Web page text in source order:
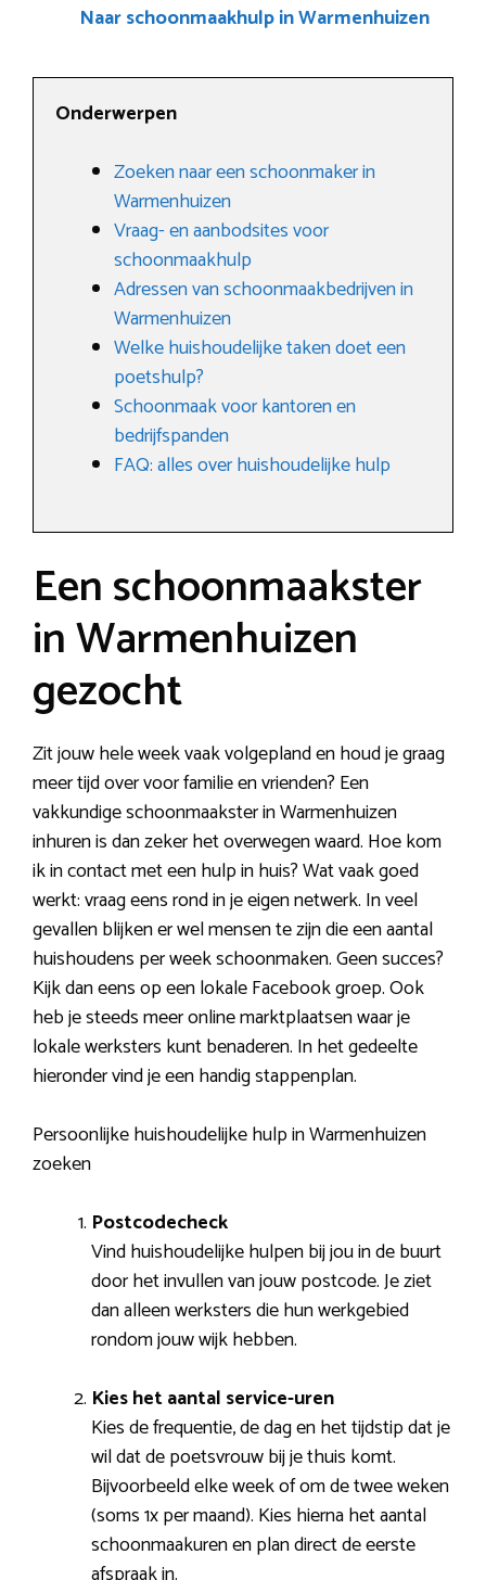
Naar schoonmaakhulp in Warmenhuizen
Onderwerpen
Zoeken naar een schoonmaker in
Warmenhuizen
Vraag- en aanbodsites voor
schoonmaakhulp
Adressen van schoonmaakbedrijven in
Warmenhuizen
Welke huishoudelijke taken doet een
poetshulp?
Schoonmaak voor kantoren en
bedrijfspanden
FAQ: alles over huishoudelijke hulp
Een schoonmaakster
in Warmenhuizen
gezocht
Zit jouw hele week vaak volgepland en houd je graag
meer tijd over voor familie en vrienden? Een
vakkundige schoonmaakster in Warmenhuizen
inhuren is dan zeker het overwegen waard. Hoe kom
ik in contact met een hulp in huis? Wat vaak goed
werkt: vraag eens rond in je eigen netwerk. In veel
gevallen blijken er wel mensen te zijn die een aantal
huishoudens per week schoonmaken. Geen succes?
Kijk dan eens op een lokale Facebook groep. Ook
heb je steeds meer online marktplaatsen waar je
lokale werksters kunt benaderen. In het gedeelte
hieronder vind je een handig stappenplan.
Persoonlijke huishoudelijke hulp in Warmenhuizen
zoeken
Postcodecheck
Vind huishoudelijke hulpen bij jou in de buurt
door het invullen van jouw postcode. Je ziet
dan alleen werksters die hun werkgebied
rondom jouw wijk hebben.
Kies het aantal service-uren
Kies de frequentie, de dag en het tijdstip dat je
wil dat de poetsvrouw bij je thuis komt.
Bijvoorbeeld elke week of om de twee weken
(soms 1x per maand). Kies hierna het aantal
schoonmaakuren en plan direct de eerste